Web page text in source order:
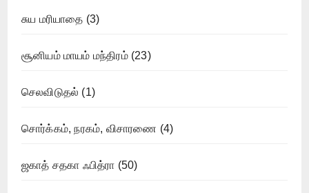
சுய மரியாதை (3)
சூனியம் மாயம் மந்திரம்(23)
செலவிடுதல் (1)
சொர்க்கம், நரகம், விசாரணை (4)
ஜகாத் சதகா ஃபித்ரா (50)